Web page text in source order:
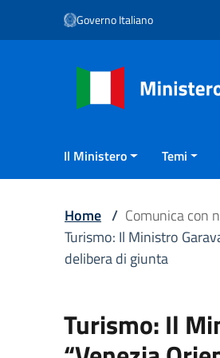
Vai ai contenuti
Vai al menu di navigazione
Governo Italiano
Il Ministero Temi
Home / Comunica con
Turismo: Il Ministro
delibera di giunta
Turismo: Il